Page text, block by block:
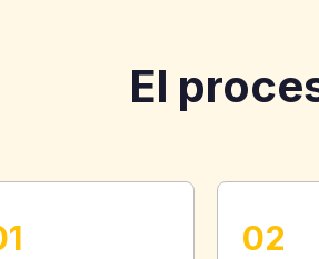
El
02